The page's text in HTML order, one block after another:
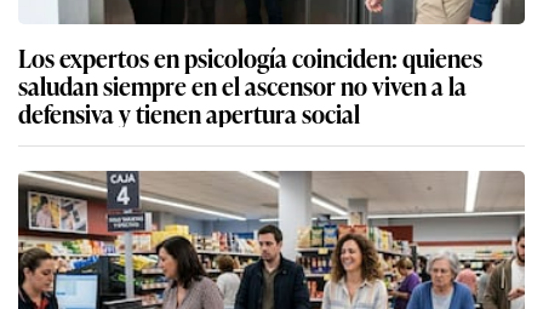
Los expertos en psicología coinciden: quienes
saludan siempre en el ascensor no viven a la
defensiva y tienen apertura social